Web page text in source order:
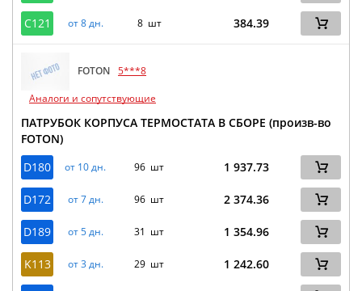
C121 от 8 дн. 8 шт 384.39
FOTON 5***8
Аналоги и сопутствующие
ПАТРУБОК КОРПУСА ТЕРМОСТАТА В СБОРЕ (произв-во
FOTON)
D180
от 10 дн. 96 шт 1 937.73
D172 от 7 дн. 96 шт 2 374.36
D189 от 5 дн. 31 шт 1 354.96
K113 от 3 дн. 29 шт 1 242.60